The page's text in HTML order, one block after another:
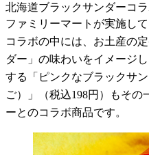
北海道ブラックサンダーコラ
ファミリーマートが実施し
コラボの中には、お土産の
ダー」の味わいをイメージ
する「ピンクなブラックサ
ご）」（税込198円）もその
ーとのコラボ商品です。